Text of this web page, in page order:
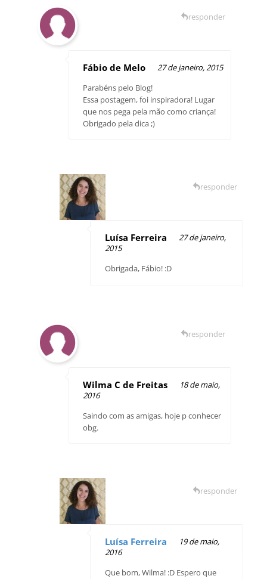
Fábio de Melo
27 de janeiro, 2015
Parabéns pelo Blog!
Essa postagem, foi inspiradora! Lugar
que nos pega pela mão como criança!
Obrigado pela dica ;)
responder
Luísa Ferreira
27 de janeiro,
2015
Obrigada, Fábio! :D
responder
Wilma C de Freitas
18 de maio,
2016
Saindo com as amigas, hoje p conhecer
obg.
responder
Luísa Ferreira
19 de maio,
2016
Que bom, Wilma! :D Espero que
responder